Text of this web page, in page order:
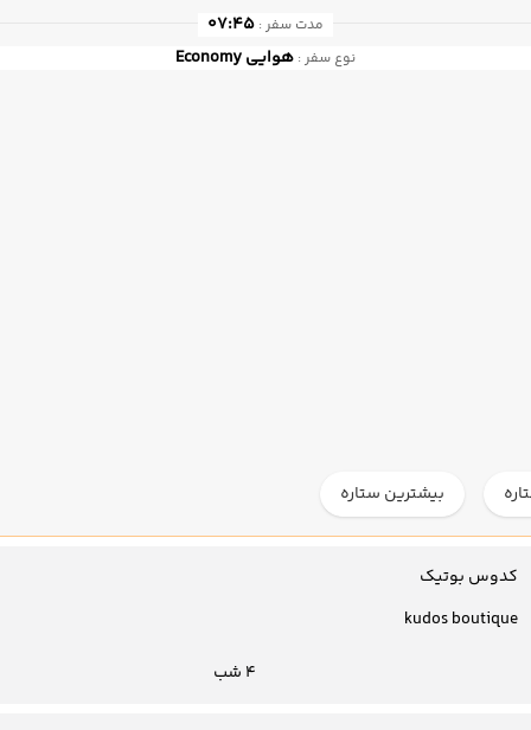
مدت سفر : 07:45
نوع سفر : هوایی
بیشترین ستاره
کدوس بوتیک
kudos boutique
4 شب